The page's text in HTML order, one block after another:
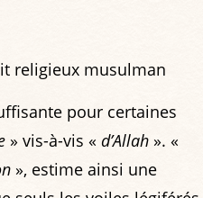
religieux musulman
pour certaines
» vis-à-vis « d’Allah ». «
», estime ainsi une